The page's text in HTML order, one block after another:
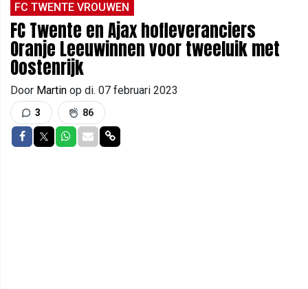
FC TWENTE VROUWEN
FC Twente en Ajax hofleveranciers
Oranje Leeuwinnen voor tweeluik met
Oostenrijk
Door Martin op di. 07 februari 2023
3 86
Delen op Facebook
Delen op Twitter
Delen op Whatsapp
Delen via Mail
Delen via link